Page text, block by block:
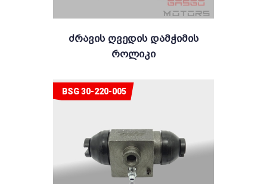
Ძრავის Ღვედის Დამჭიმის
Როლიკი
BSG 30-220-005